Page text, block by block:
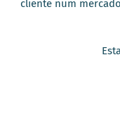
cliente num